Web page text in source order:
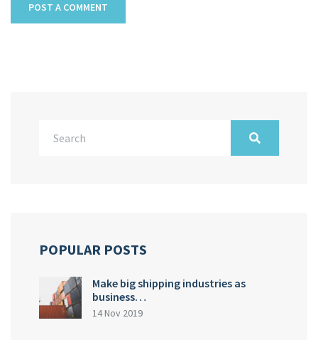
POPULAR POSTS
Make big shipping industries as
business…
14 Nov 2019